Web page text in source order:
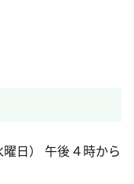
日） 午後４時から